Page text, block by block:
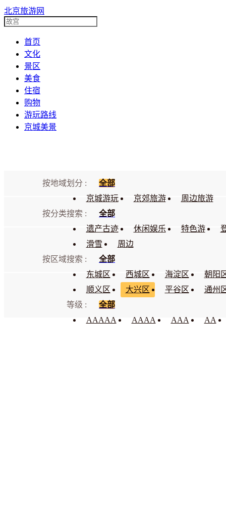
北京旅游网
首页
文化
景区
美食
住宿
购物
游玩路线
京城美景
按地域划分 :
全部
京城游玩
京郊旅游
周边旅游
按分类搜索 :
全部
遗产古迹
休闲娱乐 特色游
滑雪
周边
按区域搜索 :
全部
东城区
西城区 海淀区
朝阳
顺义区
大兴区 平谷区
通州
等级 :
全部
AAAAA
AAAA AAA AA